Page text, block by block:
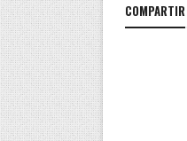
COMPARTIR